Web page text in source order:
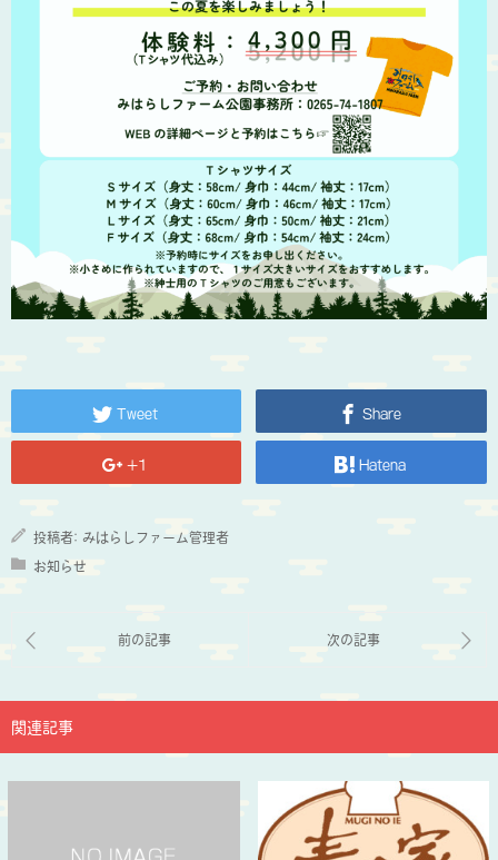
Tweet Share
+1 Hatena
投稿者: みはらしファーム管理者
お知らせ
関連記事